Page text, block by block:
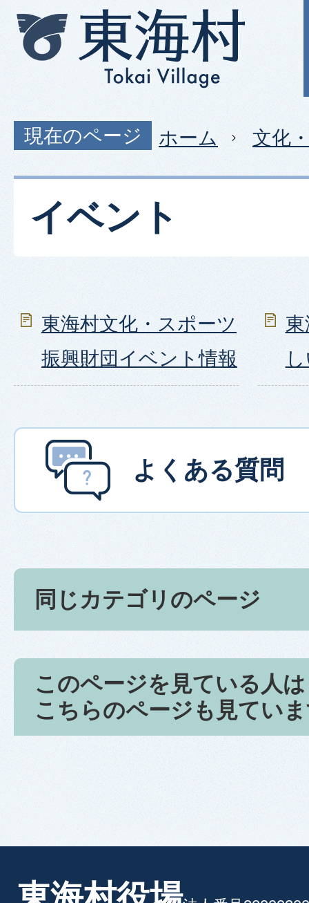
現在のページ ホーム 文化
イベント
東海村文化・スポーツ
振興財団イベント情報
よくある質問
同じカテゴリのページ
このページを見ている人は
こちらのページも見てい